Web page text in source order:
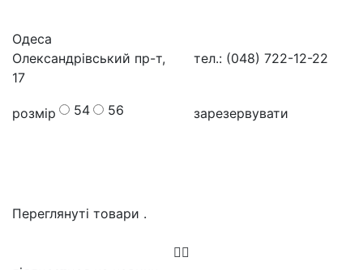
Одеса
Олександрівський пр-т,
17
тел.: (048) 722-12-22
розмір 54 56 зарезервувати
Переглянуті товари .